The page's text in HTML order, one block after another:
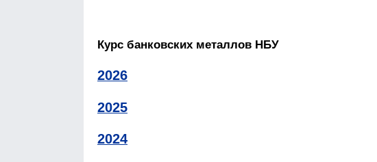
Курс банковских металлов НБУ
2026
2025
2024